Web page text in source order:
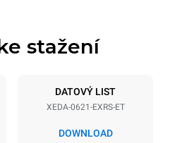
plechů
GN 2/1
stažení
DATOVÝ LIST
XEDA-0621-EXRS-ET
DOWNLOAD